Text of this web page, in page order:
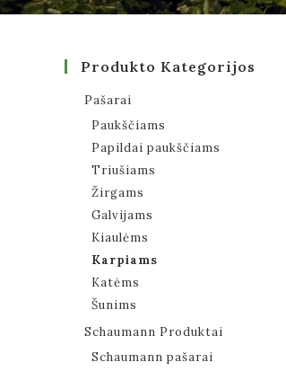
Produkto Kategorijos
Pašarai
Paukščiams
Papildai paukščiams
Triušiams
Žirgams
Galvijams
Kiaulėms
Karpiams
Katėms
Šunims
Schaumann Produktai
Schaumann pašarai